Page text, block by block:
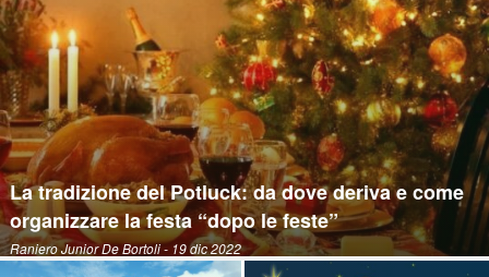
La tradizione del Potluck: da dove deriva e come
organizzare la festa “dopo le feste”
Raniero Junior De Bortoli- 19 dic 2022